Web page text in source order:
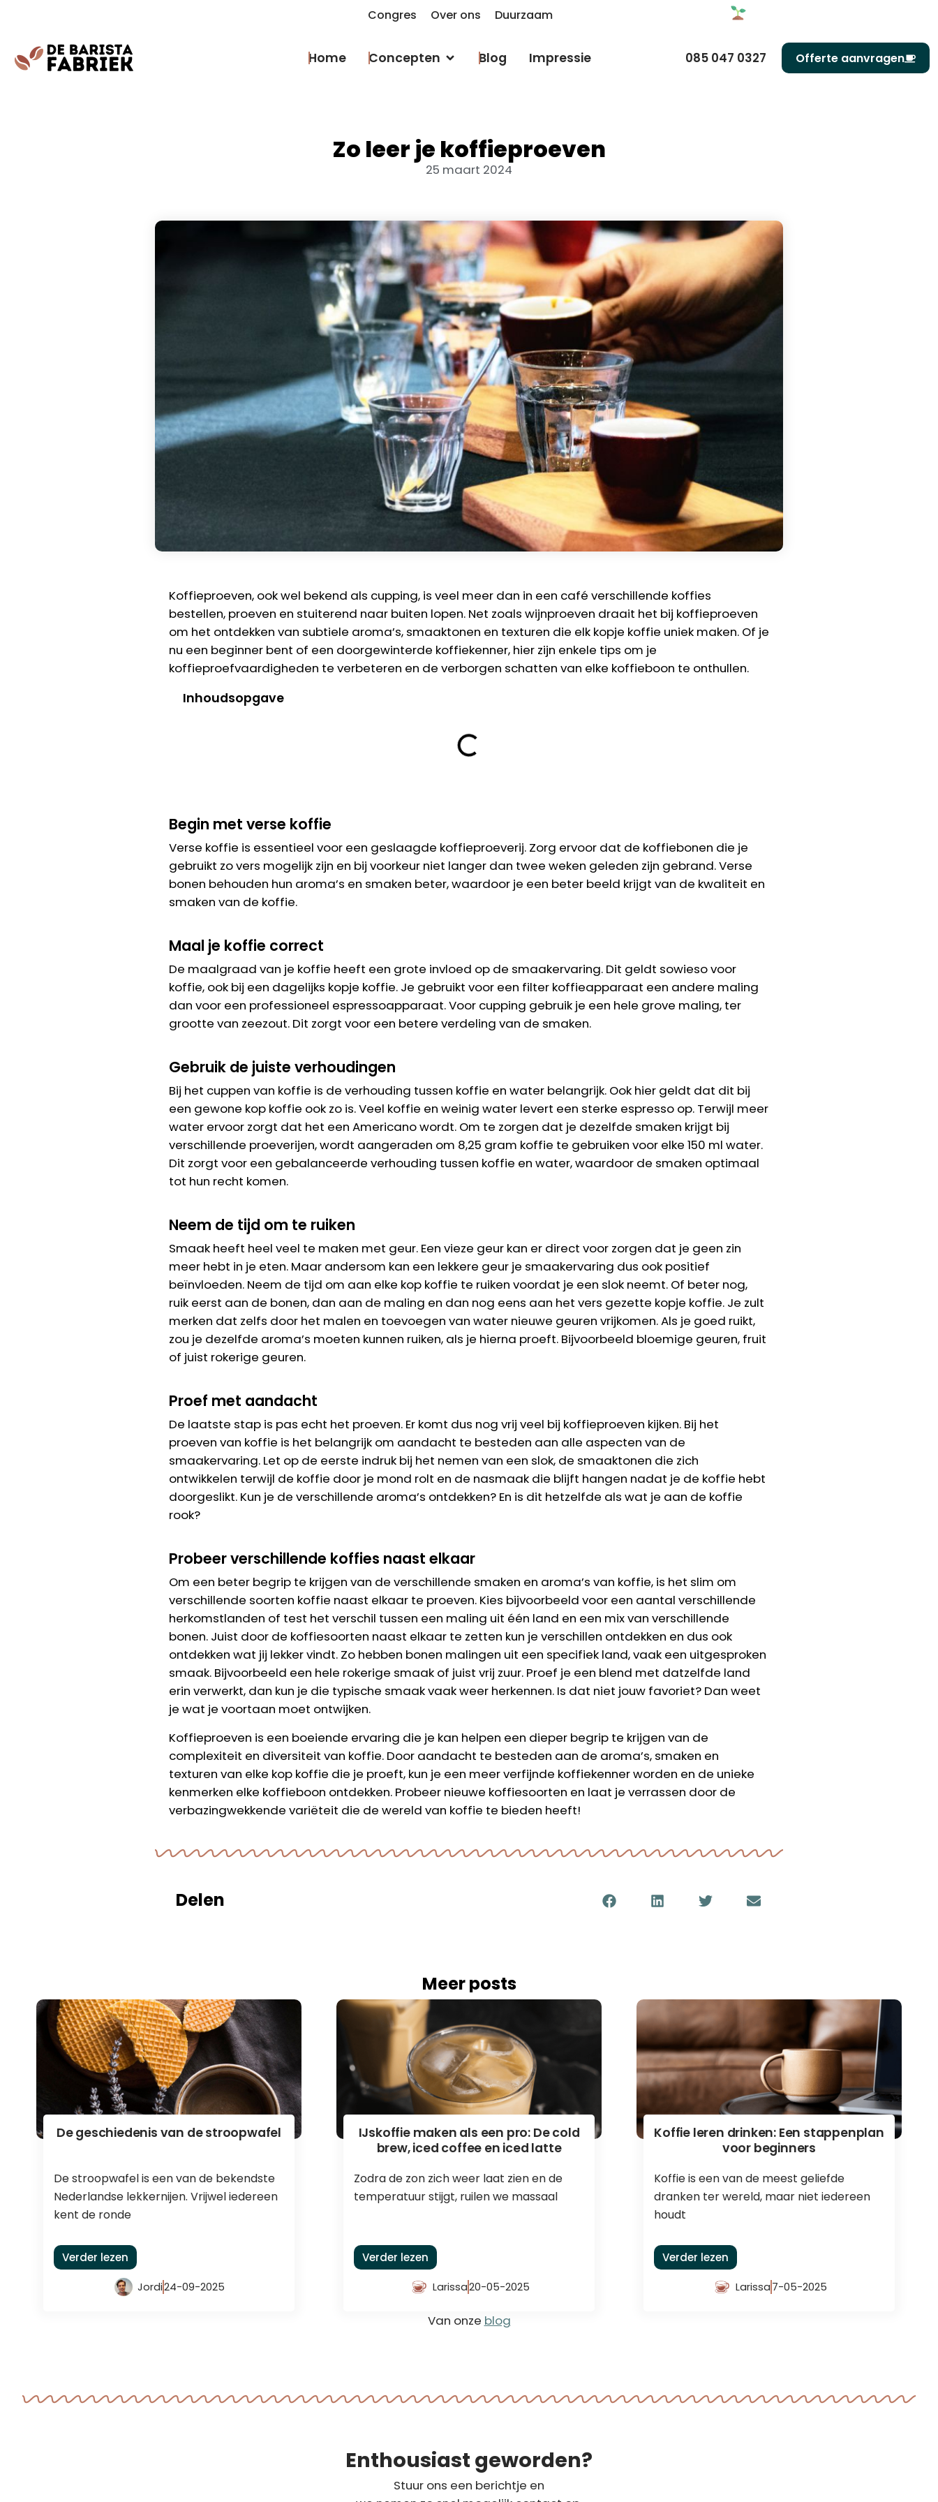
Congres Over ons Duurzaam
Home Concepten Blog Impressie 085 047 0327 Offerte aanvragen
Zo leer je koffieproeven
25 maart 2024
Koffieproeven, ook wel bekend als cupping, is veel meer dan in een café verschillende koffies
bestellen, proeven en stuiterend naar buiten lopen. Net zoals wijnproeven draait het bij koffieproeven
om het ontdekken van subtiele aroma’s, smaaktonen en texturen die elk kopje koffie uniek maken. Of je
nu een beginner bent of een doorgewinterde koffiekenner, hier zijn enkele tips om je
koffieproefvaardigheden te verbeteren en de verborgen schatten van elke koffieboon te onthullen.
Inhoudsopgave
Begin met verse koffie
Verse koffie is essentieel voor een geslaagde koffieproeverij. Zorg ervoor dat de koffiebonen die je
gebruikt zo vers mogelijk zijn en bij voorkeur niet langer dan twee weken geleden zijn gebrand. Verse
bonen behouden hun aroma’s en smaken beter, waardoor je een beter beeld krijgt van de kwaliteit en
smaken van de koffie.
Maal je koffie correct
De maalgraad van je koffie heeft een grote invloed op de smaakervaring. Dit geldt sowieso voor
koffie, ook bij een dagelijks kopje koffie. Je gebruikt voor een filter koffieapparaat een andere maling
dan voor een professioneel espressoapparaat. Voor cupping gebruik je een hele grove maling, ter
grootte van zeezout. Dit zorgt voor een betere verdeling van de smaken.
Gebruik de juiste verhoudingen
Bij het cuppen van koffie is de verhouding tussen koffie en water belangrijk. Ook hier geldt dat dit bij
een gewone kop koffie ook zo is. Veel koffie en weinig water levert een sterke espresso op. Terwijl meer
water ervoor zorgt dat het een Americano wordt. Om te zorgen dat je dezelfde smaken krijgt bij
verschillende proeverijen, wordt aangeraden om 8,25 gram koffie te gebruiken voor elke 150 ml water.
Dit zorgt voor een gebalanceerde verhouding tussen koffie en water, waardoor de smaken optimaal
tot hun recht komen.
Neem de tijd om te ruiken
Smaak heeft heel veel te maken met geur. Een vieze geur kan er direct voor zorgen dat je geen zin
meer hebt in je eten. Maar andersom kan een lekkere geur je smaakervaring dus ook positief
beïnvloeden. Neem de tijd om aan elke kop koffie te ruiken voordat je een slok neemt. Of beter nog,
ruik eerst aan de bonen, dan aan de maling en dan nog eens aan het vers gezette kopje koffie. Je zult
merken dat zelfs door het malen en toevoegen van water nieuwe geuren vrijkomen. Als je goed ruikt,
zou je dezelfde aroma’s moeten kunnen ruiken, als je hierna proeft. Bijvoorbeeld bloemige geuren, fruit
of juist rokerige geuren.
Proef met aandacht
De laatste stap is pas echt het proeven. Er komt dus nog vrij veel bij koffieproeven kijken. Bij het
proeven van koffie is het belangrijk om aandacht te besteden aan alle aspecten van de
smaakervaring. Let op de eerste indruk bij het nemen van een slok, de smaaktonen die zich
ontwikkelen terwijl de koffie door je mond rolt en de nasmaak die blijft hangen nadat je de koffie hebt
doorgeslikt. Kun je de verschillende aroma’s ontdekken? En is dit hetzelfde als wat je aan de koffie
rook?
Probeer verschillende koffies naast elkaar
Om een beter begrip te krijgen van de verschillende smaken en aroma’s van koffie, is het slim om
verschillende soorten koffie naast elkaar te proeven. Kies bijvoorbeeld voor een aantal verschillende
herkomstlanden of test het verschil tussen een maling uit één land en een mix van verschillende
bonen. Juist door de koffiesoorten naast elkaar te zetten kun je verschillen ontdekken en dus ook
ontdekken wat jij lekker vindt. Zo hebben bonen malingen uit een specifiek land, vaak een uitgesproken
smaak. Bijvoorbeeld een hele rokerige smaak of juist vrij zuur. Proef je een blend met datzelfde land
erin verwerkt, dan kun je die typische smaak vaak weer herkennen. Is dat niet jouw favoriet? Dan weet
je wat je voortaan moet ontwijken.
Koffieproeven is een boeiende ervaring die je kan helpen een dieper begrip te krijgen van de
complexiteit en diversiteit van koffie. Door aandacht te besteden aan de aroma’s, smaken en
texturen van elke kop koffie die je proeft, kun je een meer verfijnde koffiekenner worden en de unieke
kenmerken elke koffieboon ontdekken. Probeer nieuwe koffiesoorten en laat je verrassen door de
verbazingwekkende variëteit die de wereld van koffie te bieden heeft!
Delen
Meer posts
De geschiedenis van de stroopwafel
De stroopwafel is een van de bekendste
Nederlandse lekkernijen. Vrijwel iedereen
kent de ronde
Verder lezen
Jordi24-09-2025
IJskoffie maken als een pro: De cold
brew, iced coffee en iced latte
Zodra de zon zich weer laat zien en de
temperatuur stijgt, ruilen we massaal
Verder lezen
Larissa20-05-2025
Koffie leren drinken: Een stappenplan
voor beginners
Koffie is een van de meest geliefde
dranken ter wereld, maar niet iedereen
houdt
Verder lezen
Larissa 7-05-2025
Van onze blog
Enthousiast geworden?
Stuur ons een berichtje en